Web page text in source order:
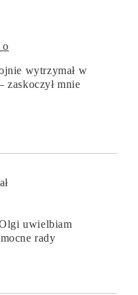
o
wytrzymał w
zaskoczył mnie
uwielbiam
rady